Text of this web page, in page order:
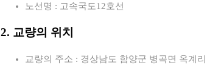
노선명 : 고속국도12호선
2. 교량의 위치
교량의 주소 : 경상남도 함양군 병곡면 옥계리